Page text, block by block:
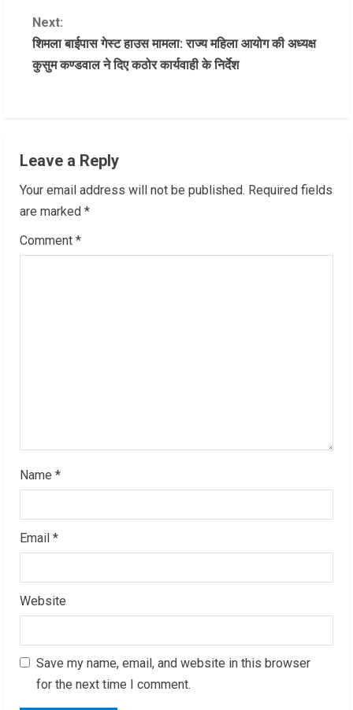
n
t
u
e
R
e
Next:
शिमला बाईपास गेस्ट हाउस मामला: राज्य महिला आयोग की अध्यक्ष
कुसुम कण्डवाल ने दिए कठोर कार्यवाही के निर्देश
Leave a Reply
Your email address will not be published. Required fields
are marked *
Comment *
Name *
Email *
Website
Save my name, email, and website in this browser
for the next time I comment.